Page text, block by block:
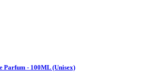
Parfum - 100ML (Unisex)